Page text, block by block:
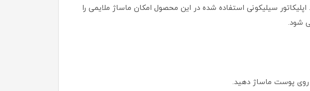
سیلیکونی استفاده شده در این محصول امکان ماساژ ملایمی را
شود.
روی پوست ماساژ دهید.